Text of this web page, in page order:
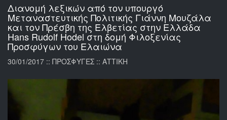
Διανομή λεξικών από τον υπουργό
Μεταναστευτικής Πολιτικής Γιάννη Μουζάλα
και τον Πρέσβη της Ελβετίας στην Ελλάδα
Hans Rudolf Hodel στη δομή Φιλοξενίας
Προσφύγων του Ελαιώνα
30/01/2017 :: ΠΡΟΣΦΥΓΕΣ :: ΑΤΤΙΚΗ